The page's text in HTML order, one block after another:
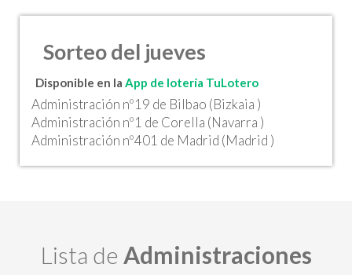
Sorteo del jueves
Disponible en la App de lotería TuLotero
Administración nº19 de Bilbao (Bizkaia )
Administración nº1 de Corella (Navarra )
Administración nº401 de Madrid (Madrid )
Lista de Administraciones